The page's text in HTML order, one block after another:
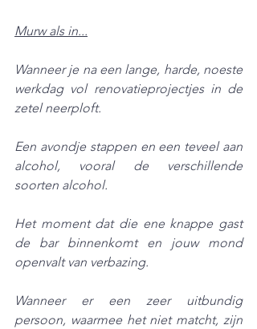
Murw als in...
Wanneer je na een lange, harde, noeste
werkdag vol renovatieprojectjes in de
zetel neerploft.
Een avondje stappen en een teveel aan
alcohol, vooral de verschillende
soorten alcohol.
Het moment dat die ene knappe gast
de bar binnenkomt en jouw mond
openvalt van verbazing.
Wanneer er een zeer uitbundig
persoon, waarmee het niet matcht, zijn